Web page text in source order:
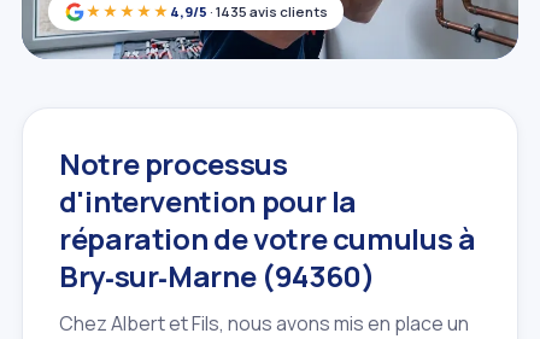
★★★★★ 4,9/5 · 1435 avis clients
Notre processus
d'intervention pour la
réparation de votre cumulus à
Bry‑sur‑Marne (94360)
Chez Albert et Fils, nous avons mis en place un